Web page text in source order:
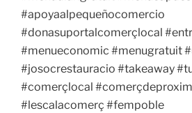
#apoyaalpequeñocomercio
#donasuportalcomerçlocal
#menueconomic #menugratuit
#josocrestauracio #takeaway
#comerçlocal
#lescalacomerç #fempoble